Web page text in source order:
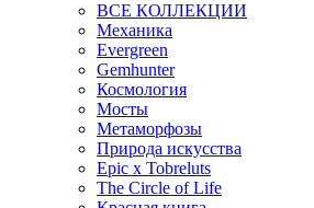
ВСЕ КОЛЛЕКЦИИ
Механика
Evergreen
Gemhunter
Космология
Мосты
Метаморфозы
Природа искусства
Epic x Tobreluts
The Circle of Life